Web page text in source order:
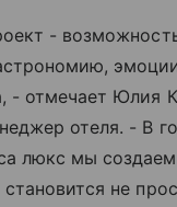
-
- отмечает Юлия
отеля. - В
люкс мы
становится не